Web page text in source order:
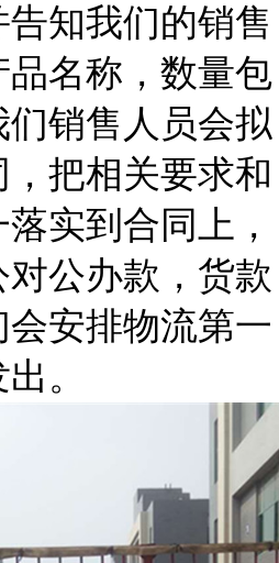
知我们的销售
品名称，数量包
销售人员会拟
把相关要求和
实到合同上，
公办款，货款
安排物流第一
。